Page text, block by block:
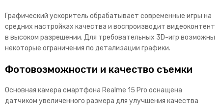
Графический ускоритель обрабатывает современные игры на
средних настройках качества и воспроизводит видеоконтент
в высоком разрешении. Для требовательных 3D-игр возможны
некоторые ограничения по детализации графики.
Фотовозможности и качество съемки
Основная камера смартфона Realme 15 Pro оснащена
датчиком увеличенного размера для улучшения качества